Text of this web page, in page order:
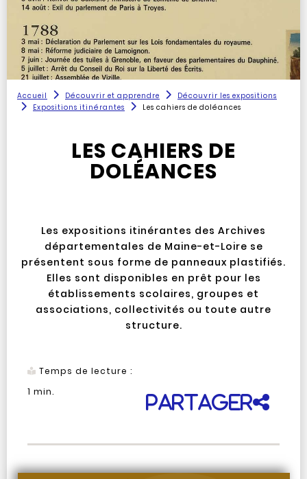
Accueil Découvrir et apprendre
Découvrir les expositions
Expositions itinérantes
Les cahiers de doléances
LES CAHIERS DE
DOLÉANCES
Les expositions itinérantes des Archives
départementales de Maine-et-Loire se
présentent sous forme de panneaux plastifiés.
Elles sont disponibles en prêt pour les
établissements scolaires, groupes et
associations, collectivités ou toute autre
structure.
Temps de lecture :
1 min.
Partager